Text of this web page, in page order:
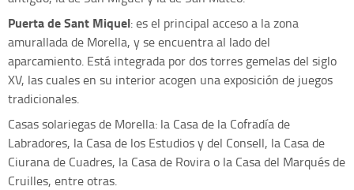
Puerta de Sant Miquel: es el principal acceso a la zona
amurallada de Morella, y se encuentra al lado del
aparcamiento. Está integrada por dos torres gemelas del siglo
XV, las cuales en su interior acogen una exposición de juegos
tradicionales.
Casas solariegas de Morella: la Casa de la Cofradía de
Labradores, la Casa de los Estudios y del Consell, la Casa de
Ciurana de Cuadres, la Casa de Rovira o la Casa del Marqués de
Cruilles, entre otras.